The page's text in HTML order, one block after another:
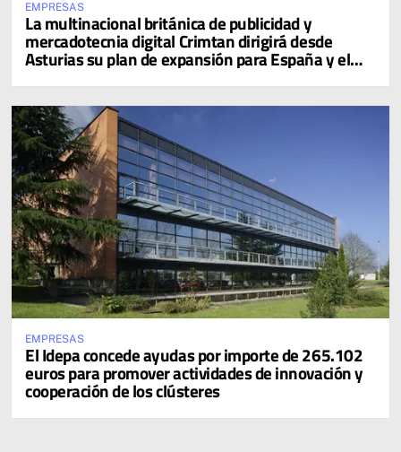
EMPRESAS
La multinacional británica de publicidad y
mercadotecnia digital Crimtan dirigirá desde
Asturias su plan de expansión para España y el
sur de Europa
EMPRESAS
El Idepa concede ayudas por importe de 265.102
euros para promover actividades de innovación y
cooperación de los clústeres